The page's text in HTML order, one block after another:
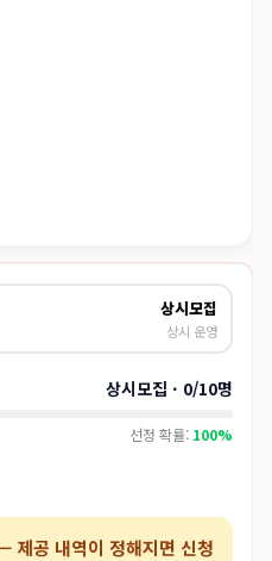
상시모집
상시 운영
상시모집 · 0/10명
선정 확률: 100%
제공 내역이 정해지면 신청